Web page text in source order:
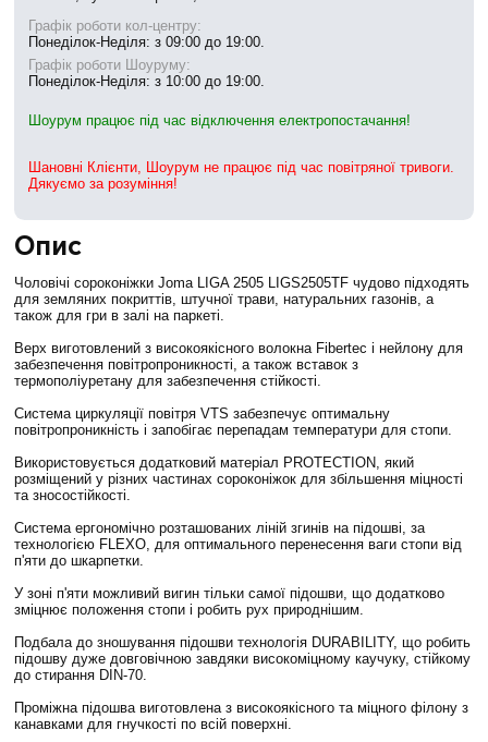
Опис
Чоловічі сороконіжки Joma LIGA 2505 LIGS2505TF чудово підходять
для земляних покриттів, штучної трави, натуральних газонів, а
також для гри в залі на паркеті.
Верх виготовлений з високоякісного волокна Fibertec і нейлону для
забезпечення повітропроникності, а також вставок з
термополіуретану для забезпечення стійкості.
Система циркуляції повітря VTS забезпечує оптимальну
повітропроникність і запобігає перепадам температури для стопи.
Використовується додатковий матеріал PROTECTION, який
розміщений у різних частинах сороконіжок для збільшення міцності
та зносостійкості.
Система ергономічно розташованих ліній згинів на підошві, за
технологією FLEXO, для оптимального перенесення ваги стопи від
п'яти до шкарпетки.
У зоні п'яти можливий вигин тільки самої підошви, що додатково
зміцнює положення стопи і робить рух природнішим.
Подбала до зношування підошви технологія DURABILITY, що робить
підошву дуже довговічною завдяки високоміцному каучуку, стійкому
до стирання DIN-70.
Проміжна підошва виготовлена ​​з високоякісного та міцного філону з
канавками для гнучкості по всій поверхні.
Графік роботи кол-центру:
Понеділок-Неділя: з 09:00 до 19:00.
Графік роботи Шоуруму:
Понеділок-Неділя: з 10:00 до 19:00.
Шоурум працює під час відключення електропостачання!
Шановні Клієнти, Шоурум не працює під час повітряної тривоги.
Дякуємо за розуміння!